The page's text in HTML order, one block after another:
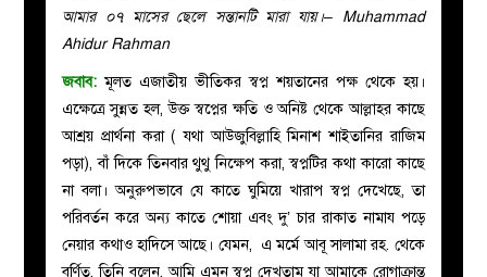
পাতা
ইসলাহী
মজলিস
প্রশ্ন
আমার ০৭ মাসের ছেলে সন্তানটি মারা যায়।– Muhammad
Ahidur Rahman
জবাব:মূলত এজাতীয় ভীতিকর স্বপ্ন শয়তানের পক্ষ থেকে হয়।
এক্ষেত্রে সুন্নত হল, উক্ত স্বপ্নের ক্ষতি ও অনিষ্ট থেকে আল্লাহর কাছে
আশ্রয় প্রার্থনা করা ( যথা আউজুবিল্লাহি মিনাশ শাইতানির রাজিম
পড়া), বাঁ দিকে তিনবার থুথু নিক্ষেপ করা, স্বপ্নটির কথা কারো কাছে
না বলা। অনুরুপভাবে যে কাতে ঘুমিয়ে খারাপ স্বপ্ন দেখেছে, তা
পরিবর্তন করে অন্য কাতে শোয়া এবং দু’ চার রাকাত নামায পড়ে
নেয়ার কথাও হাদিসে আছে। যেমন, এ মর্মে আবূ সালামা রহ. থেকে
বর্ণিত, তিনি বলেন, আমি এমন স্বপ্ন দেখতাম যা আমাকে রোগাক্রান্ত